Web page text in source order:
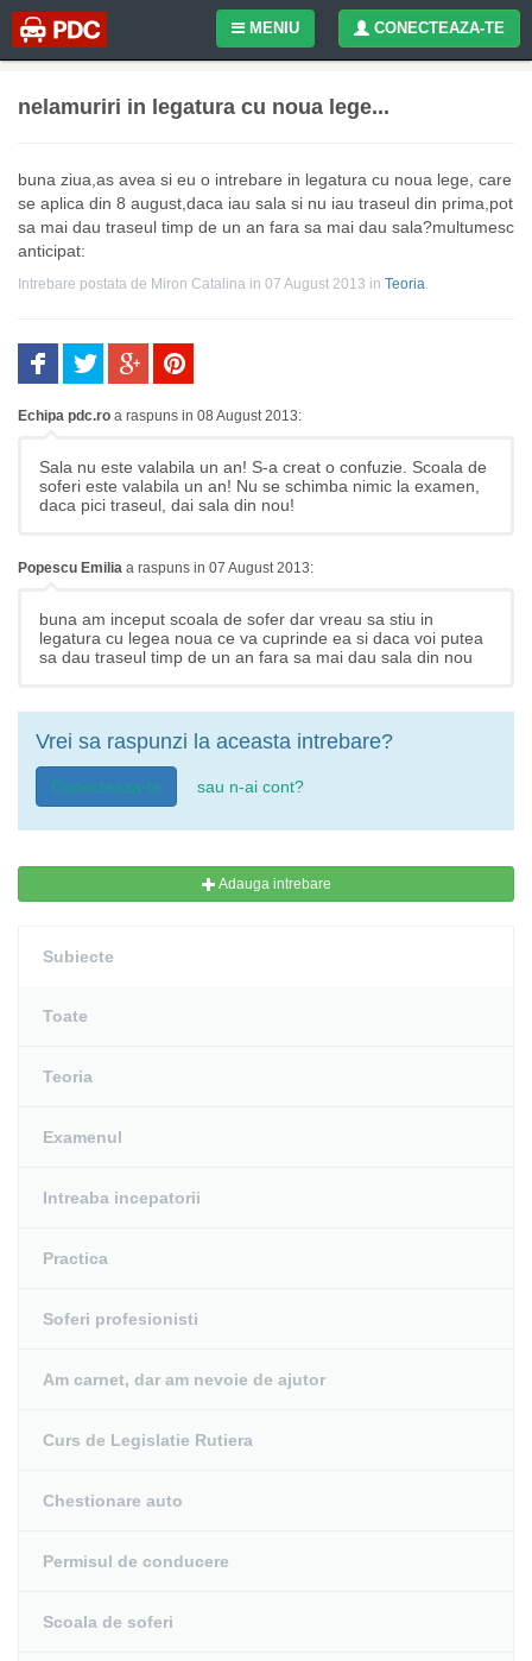
CONECTEAZA-TE
MENIU
nelamuriri in legatura cu noua lege...
buna ziua,as avea si eu o intrebare in legatura cu noua lege, care
se aplica din 8 august,daca iau sala si nu iau traseul din prima,pot
sa mai dau traseul timp de un an fara sa mai dau sala?multumesc
anticipat:
Intrebare postata de Miron Catalina in 07 August 2013 in Teoria.
Echipa pdc.ro a raspuns in 08 August 2013:
Sala nu este valabila un an! S-a creat o confuzie. Scoala de
soferi este valabila un an! Nu se schimba nimic la examen,
daca pici traseul, dai sala din nou!
Popescu Emilia a raspuns in 07 August 2013:
buna am inceput scoala de sofer dar vreau sa stiu in
legatura cu legea noua ce va cuprinde ea si daca voi putea
sa dau traseul timp de un an fara sa mai dau sala din nou
Vrei sa raspunzi la aceasta intrebare?
Conecteaza-te sau n-ai cont?
Adauga intrebare
Subiecte
Toate
Teoria
Examenul
Intreaba incepatorii
Practica
Soferi profesionisti
Am carnet, dar am nevoie de ajutor
Curs de Legislatie Rutiera
Chestionare auto
Permisul de conducere
Scoala de soferi